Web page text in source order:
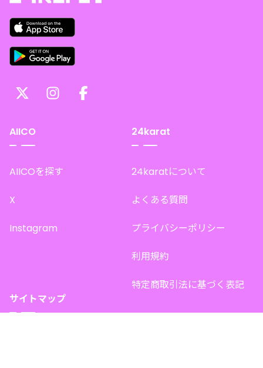
AIICO
AIICOを探す
X
Instagram
24karat
24karatについて
よくある質問
プライバシーポリシー
利用規約
特定商取引法に基づく表記
サイトマップ